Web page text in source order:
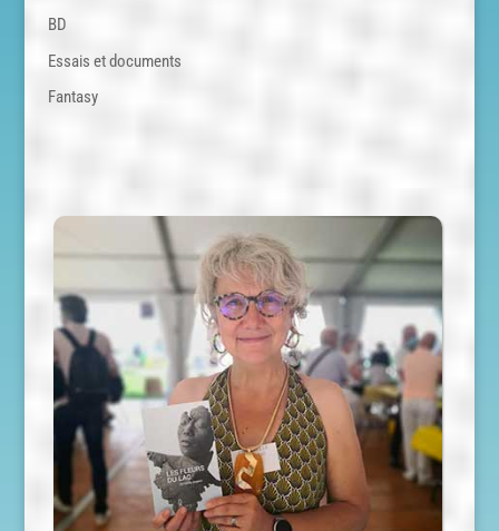
BD
Essais et documents
Fantasy